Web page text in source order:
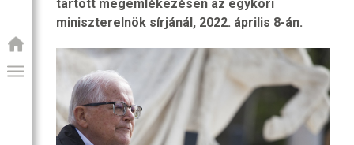
tartott megemlékezésen az egykori
miniszterelnök sírjánál, 2022. április 8-án.